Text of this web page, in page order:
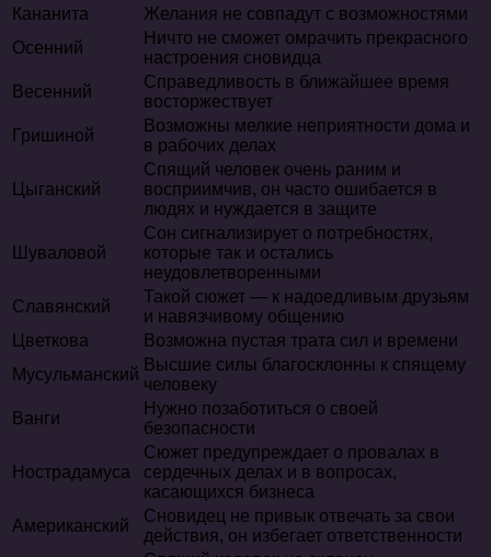
Кананита
Желания не совпадут с возможностями
Осенний
Ничто не сможет омрачить прекрасного
настроения сновидца
Весенний
Справедливость в ближайшее время
восторжествует
Гришиной
Возможны мелкие неприятности дома и
в рабочих делах
Цыганский
Спящий человек очень раним и
восприимчив, он часто ошибается в
людях и нуждается в защите
Шуваловой
Сон сигнализирует о потребностях,
которые так и остались
неудовлетворенными
Славянский
Такой сюжет — к надоедливым друзьям
и навязчивому общению
Цветкова
Возможна пустая трата сил и времени
Мусульманский
Высшие силы благосклонны к спящему
человеку
Ванги
Нужно позаботиться о своей
безопасности
Нострадамуса
Сюжет предупреждает о провалах в
сердечных делах и в вопросах,
касающихся бизнеса
Американский
Сновидец не привык отвечать за свои
действия, он избегает ответственности